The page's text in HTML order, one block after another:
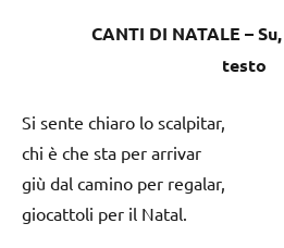
CANTI DI NATALE –
testo
Si sente chiaro lo scalpitar,
chi è che sta per arrivar
giù dal camino per regalar,
giocattoli per il Natal.